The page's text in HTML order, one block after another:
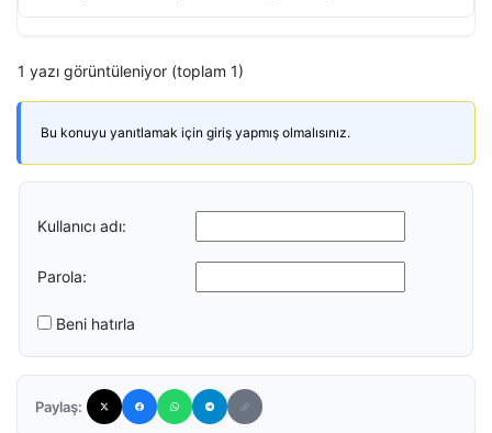
1 yazı görüntüleniyor (toplam 1)
Bu konuyu yanıtlamak için giriş yapmış olmalısınız.
Kullanıcı adı:
Parola:
Beni hatırla
Paylaş: